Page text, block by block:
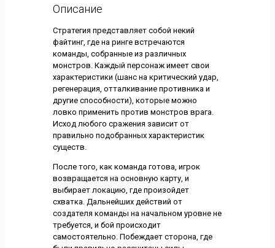
Описание
Стратегия представляет собой некий
файтинг, где на ринге встречаются
команды, собранные из различных
монстров. Каждый персонаж имеет свои
характеристики (шанс на критический удар,
регенерация, отталкивание противника и
другие способности), которые можно
ловко применить против монстров врага.
Исход любого сражения зависит от
правильно подобранных характеристик
существ.
После того, как команда готова, игрок
возвращается на основную карту, и
выбирает локацию, где произойдет
схватка. Дальнейших действий от
создателя команды на начальном уровне не
требуется, и бой происходит
самостоятельно. Побеждает сторона, где